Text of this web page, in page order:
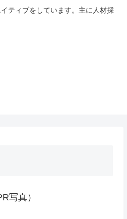
ティブをしています。主に人材採
写真）